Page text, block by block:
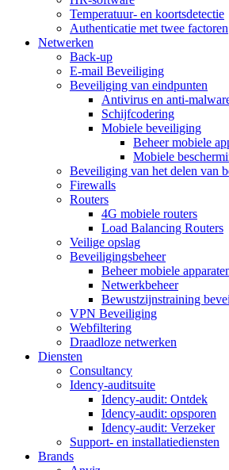
Temperatuur- en koortsdetectie
Authenticatie met twee factoren
Netwerken
Back-up
E-mail Beveiliging
Beveiliging van eindpunten
Antivirus en anti-
Schijfcodering
Mobiele beveiliging
Beheer mobiele
Mobiele
Beveiliging van het delen van
Firewalls
Routers
4G mobiele routers
Load Balancing Routers
Veilige opslag
Beveiligingsbeheer
Beheer mobiele
Netwerkbeheer
Bewustzijnstraining
VPN Beveiliging
Webfiltering
Draadloze netwerken
Diensten
Consultancy
Idency-auditsuite
Idency-audit: Ontdek
Idency-audit: opsporen
Idency-audit: Verzeker
Support- en installatiediensten
Brands